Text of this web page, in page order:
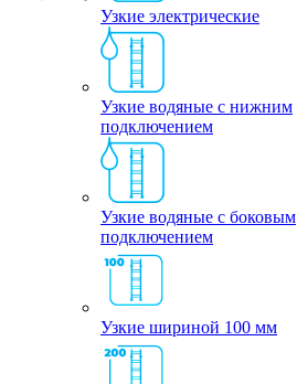
Узкие электрические
Узкие водяные с нижним
подключением
Узкие водяные с боковым
подключением
Узкие шириной 100 мм